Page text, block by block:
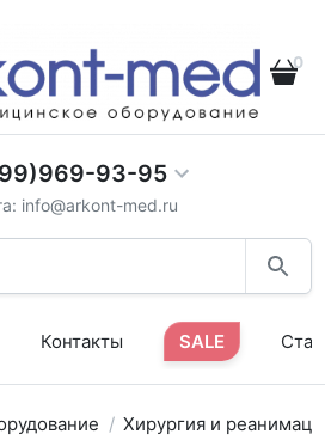
0
93-95
info@arkont-med.ru
Контакты SALE
Хирургия и